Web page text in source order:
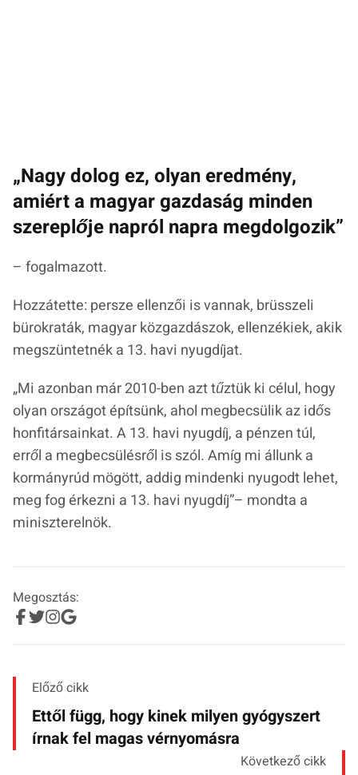
„Nagy dolog ez, olyan eredmény,
amiért a magyar gazdaság minden
szereplője napról napra megdolgozik”
– fogalmazott.
Hozzátette: persze ellenzői is vannak, brüsszeli
bürokraták, magyar közgazdászok, ellenzékiek, akik
megszüntetnék a 13. havi nyugdíjat.
„Mi azonban már 2010-ben azt tűztük ki célul, hogy
olyan országot építsünk, ahol megbecsülik az idős
honfitársainkat. A 13. havi nyugdíj, a pénzen túl,
erről a megbecsülésről is szól. Amíg mi állunk a
kormányrúd mögött, addig mindenki nyugodt lehet,
meg fog érkezni a 13. havi nyugdíj”– mondta a
miniszterelnök.
Megosztás:
Előző cikk
Ettől függ, hogy kinek milyen gyógyszert
írnak fel magas vérnyomásra
Következő cikk